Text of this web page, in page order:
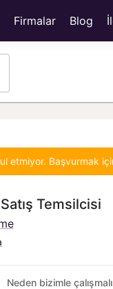
Firmalar Blog
etmiyor. Başvurmak
Temsilcisi
Neden bizimle